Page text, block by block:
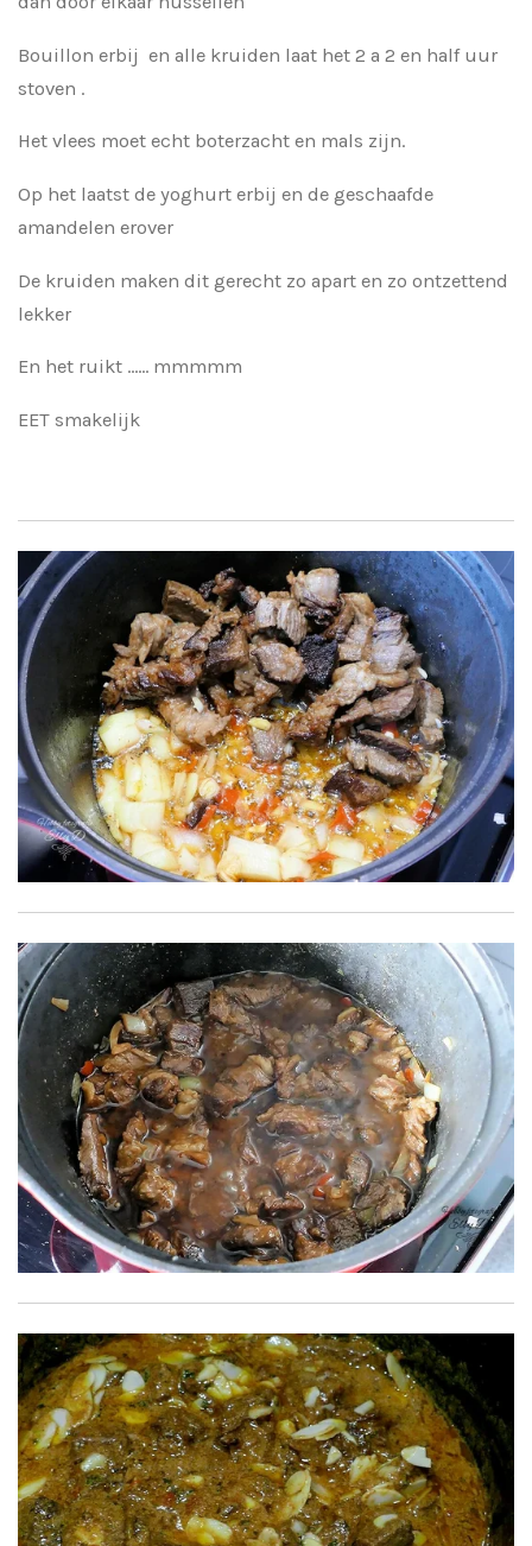
Bouillon erbij en alle kruiden laat het 2 a 2 en half uur
stoven .
Het vlees moet echt boterzacht en mals zijn.
Op het laatst de yoghurt erbij en de geschaafde
amandelen erover
De kruiden maken dit gerecht zo apart en zo ontzettend
lekker
En het ruikt ...... mmmmm
EET smakelijk